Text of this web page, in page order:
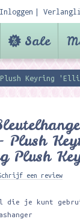
Inloggen
Sale
Keyring
Plush
Plush
een review
die je kunt